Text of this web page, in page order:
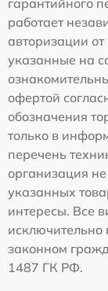
гарантийного
работает
авторизации
указанные на
офертой
обозначения
только в
перечень
организация
указанных
интересы. Все
исключительно
законном
1487 ГК РФ.